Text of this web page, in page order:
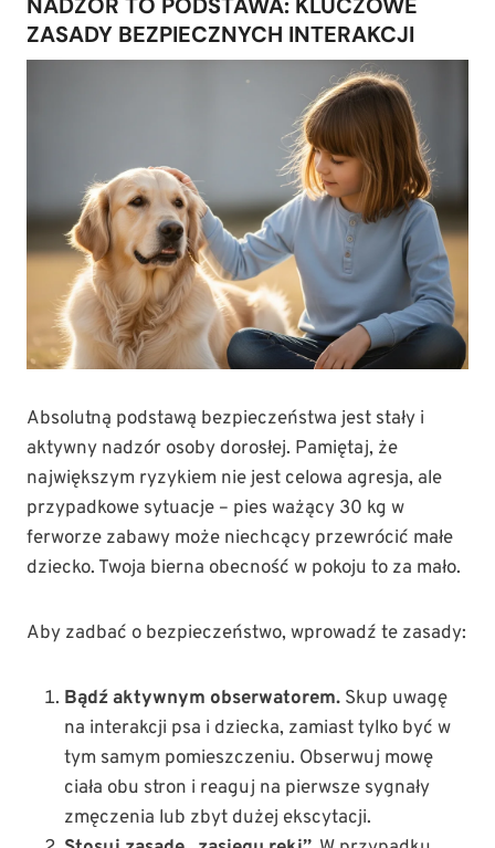
ZASADY BEZPIECZNYCH INTERAKCJI
Absolutną podstawą bezpieczeństwa jest stały i
aktywny nadzór osoby dorosłej. Pamiętaj, że
największym ryzykiem nie jest celowa agresja, ale
przypadkowe sytuacje – pies ważący 30 kg w
ferworze zabawy może niechcący przewrócić małe
dziecko. Twoja bierna obecność w pokoju to za mało.
Aby zadbać o bezpieczeństwo, wprowadź te zasady:
Bądź aktywnym obserwatorem. Skup uwagę
na interakcji psa i dziecka, zamiast tylko być w
tym samym pomieszczeniu. Obserwuj mowę
ciała obu stron i reaguj na pierwsze sygnały
zmęczenia lub zbyt dużej ekscytacji.